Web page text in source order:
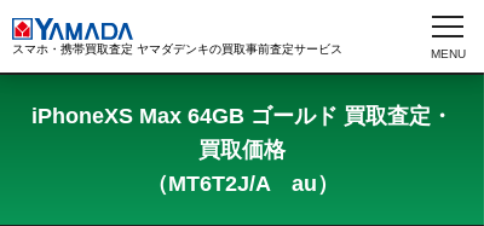
スマホ・携帯買取査定 ヤマダデンキの買取事前査定サービス
iPhoneXS Max 64GB ゴールド 買取査定・
買取価格
（MT6T2J/A au）